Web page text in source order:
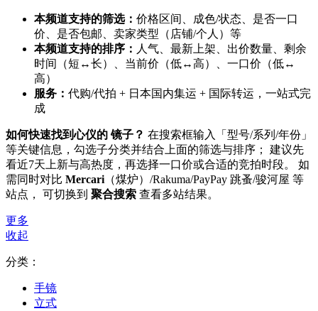
本频道支持的筛选： 价格区间、成色/状态、是否一口
价、是否包邮、卖家类型（店铺/个人）等
本频道支持的排序： 人气、最新上架、出价数量、剩余
时间（短↔长）、当前价（低↔高）、一口价（低↔
高）
服务： 代购/代拍 + 日本国内集运 + 国际转运，一站式完
成
如何快速找到心仪的 镜子？ 在搜索框输入「型号/系列/年份」
等关键信息，勾选子分类并结合上面的筛选与排序； 建议先
看近7天上新与高热度，再选择一口价或合适的竞拍时段。 如
需同时对比 Mercari （煤炉）/Rakuma/PayPay 跳蚤/骏河屋 等
站点， 可切换到 聚合搜索 查看多站结果。
更多
收起
分类：
手镜
立式